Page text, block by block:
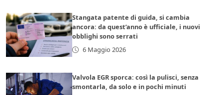
Stangata patente di guida, si cambia
ancora: da quest’anno è ufficiale, i nuovi
obblighi sono serrati
6 Maggio 2026
Valvola EGR sporca: così la pulisci, senza
smontarla, da solo e in pochi minuti